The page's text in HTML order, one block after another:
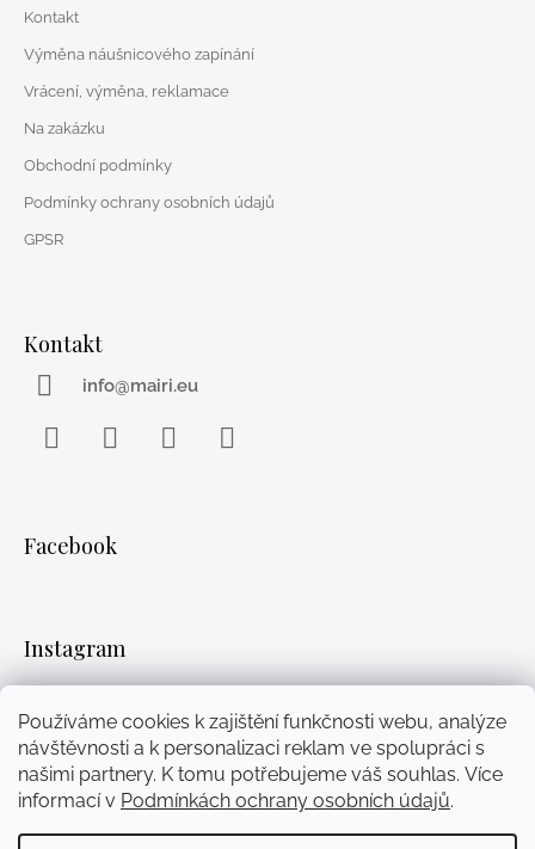
Používáme cookies k zajištění funkčnosti webu, analýze
návštěvnosti a k personalizaci reklam ve spolupráci s
našimi partnery. K tomu potřebujeme váš souhlas. Více
informací v Podmínkách ochrany osobních údajů.
Kontakt
Výměna náušnicového zapínání
Vrácení, výměna, reklamace
Na zakázku
Obchodní podmínky
Podmínky ochrany osobních údajů
GPSR
Kontakt
info@mairi.eu
Facebook
Instagram
Přijímáme online platby